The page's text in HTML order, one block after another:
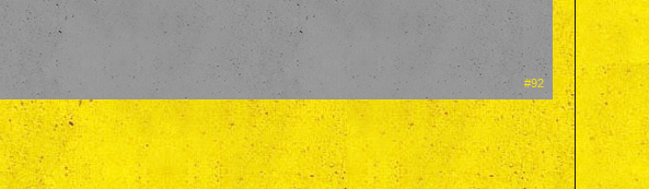
#92